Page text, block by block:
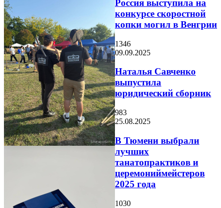
Россия выступила на
конкурсе скоростной
копки могил в Венгрии
1346
09.09.2025
Наталья Савченко
выпустила
юридический сборник
983
25.08.2025
В Тюмени выбрали
лучших
танатопрактиков и
церемониймейстеров
2025 года
1030